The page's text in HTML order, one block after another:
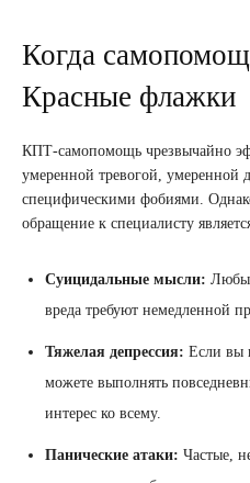
Когда
Красные флажки
КПТ-самопомощь чрезвычайно
умеренной тревогой, умеренной
специфическими фобиями.
обращение к специалисту
Суицидальные мысли:
вреда требуют немедленной
Тяжелая депрессия: Если вы
можете выполнять
интерес ко всему.
Панические атаки: Частые,